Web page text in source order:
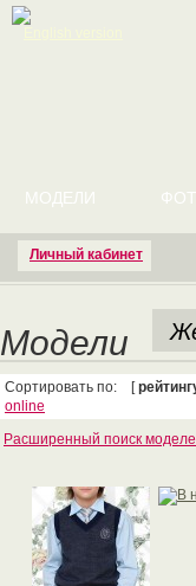
Личный кабинет
МОДЕЛИ
Модели
Сортировать по: [
online
Расширенный поиск